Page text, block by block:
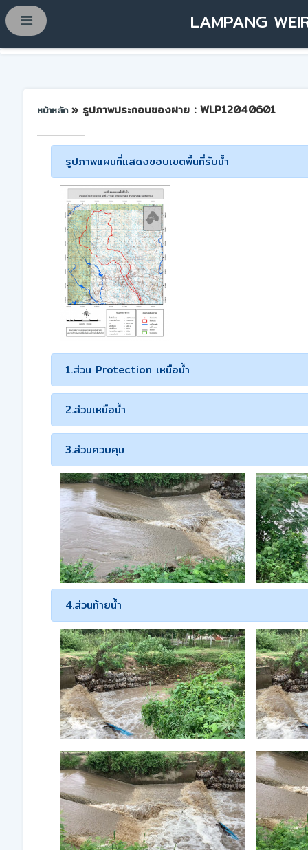
LAMPANG
หน้าหลัก » รูปภาพประกอบของฝาย : WLP12040601
รูปภาพแผนที่แสดงขอบเขตพื้นที่รับน้ำ
1.ส่วน Protection เหนือน้ำ
2.ส่วนเหนือน้ำ
3.ส่วนควบคุม
4.ส่วนท้ายน้ำ